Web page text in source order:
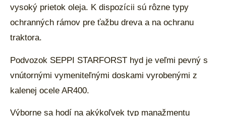
vysoký prietok oleja. K dispozícii sú rôzne typy
ochranných rámov pre ťažbu dreva a na ochranu
traktora.
Podvozok SEPPI STARFORST hyd je veľmi pevný s
vnútornými vymeniteľnými doskami vyrobenými z
kalenej ocele AR400.
Výborne sa hodí na akýkoľvek typ manažmentu